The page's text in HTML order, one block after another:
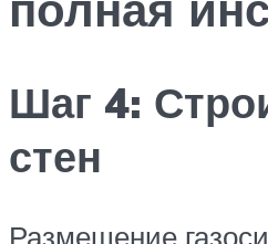
Шаг 4:
стен
Размещение